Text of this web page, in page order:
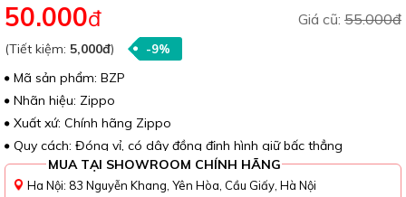
Giá cũ: 55.000đ
50.000đ
(Tiết kiệm: 5,000đ) -9%
Mã sản phẩm: BZP
Nhãn hiệu: Zippo
Xuất xứ: Chính hãng Zippo
Quy cách: Đóng vỉ, có dây đồng định hình giữ bấc thẳng
MUA TẠI SHOWROOM CHÍNH HÃNG
Ha Nội: 83 Nguyễn Khang, Yên Hòa, Cầu Giấy, Hà Nội